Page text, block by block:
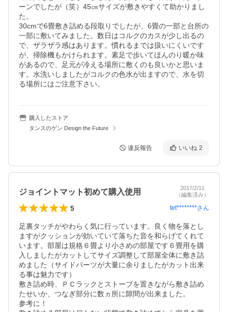
ーンでしたが（笑）45㎝サイズが敷きやすくて助かりまし
た。
30cmで6畳敷き詰める段取りでしたが、6畳の一部と台所の
一部に敷いてみました。数日はコルクのカスが少し出るの
で、ザラザラ感はあります。慣れるまでは扱いにくいです
が、掃除機もかけられます。素足で歩いてほんのり暖か味
があるので、足元が冷える場所に敷くのも良いかと思いま
す。水洗いしましたがコルクの色水が出ますので、水を切
る場所にはご注意下さい。
購入したストア
タンスのゲン Design the Future
違反報告 いいね 2
ジョイントマット初めて購入使用
2017/2/11
（編集済み）
5 tet********さん
足裏タッチがやわらく気に行っています。良く物を落とし
ますがクッションが効いていて落ちた音を和らげてくれて
います。部屋は規格６畳より小さめの部屋です６畳用を購
入しましたがカットしてサイズ調整して部屋全体に敷き詰
めました（サイドパーツが大量に余りましたがカット出来
る事は魅力です）
敷き詰め時、ＰＣラックとストーブを置きながら敷き詰め
たせいか、つなぎ部分に数ヵ所に隙間が出来ました。
参考に！